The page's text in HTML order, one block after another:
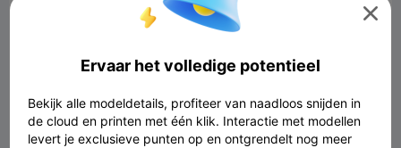

Ervaar het volledige potentieel
Bekijk alle modeldetails, profiteer van naadloos snijden in
de cloud en printen met één klik. Interactie met modellen
levert je exclusieve punten op en ontgrendelt nog meer